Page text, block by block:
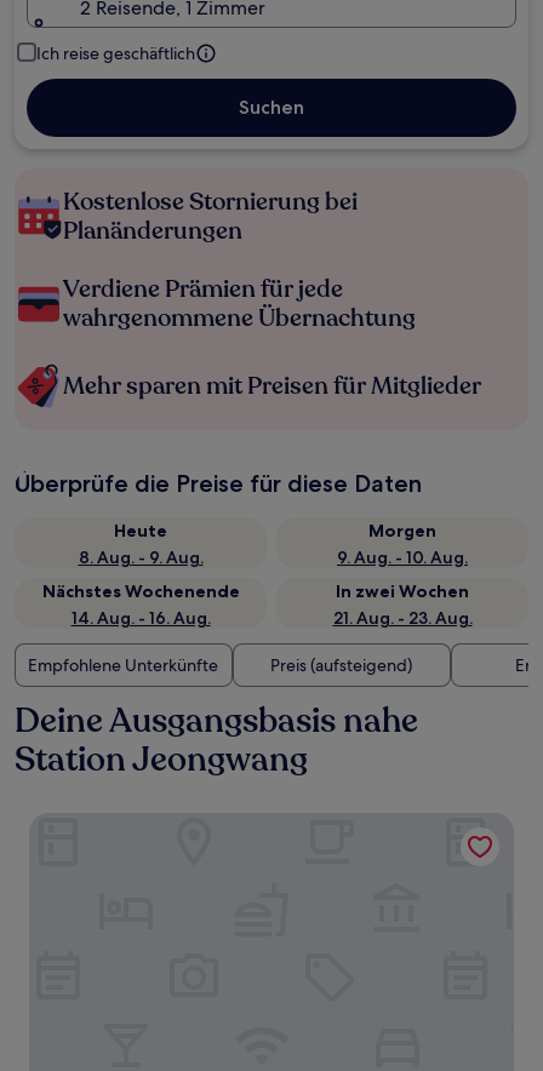
2 Reisende, 1 Zimmer
Ich reise geschäftlich
Suchen
Kostenlose Stornierung bei
Planänderungen
Verdiene Prämien für jede
wahrgenommene Übernachtung
Mehr sparen mit Preisen für Mitglieder
Überprüfe die Preise für diese Daten
Heute
8. Aug. - 9. Aug.
Morgen
9. Aug. - 10. Aug.
Nächstes Wochenende
14. Aug. - 16. Aug.
In zwei Wochen
21. Aug. - 23. Aug.
Empfohlene Unterkünfte Preis (aufsteigend)
Deine Ausgangsbasis nahe
Station Jeongwang